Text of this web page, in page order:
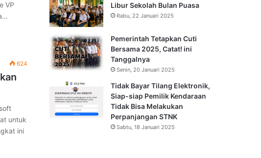
VP
624
untuk
ini
Libur Sekolah Bulan Puasa
Rabu, 22 Januari 2025
Pemerintah Tetapkan Cuti
Bersama 2025, Catat! ini
Tanggalnya
Senin, 20 Januari 2025
Tidak Bayar Tilang Elektronik,
Siap-siap Pemilik Kendaraan
Tidak Bisa Melakukan
Perpanjangan STNK
Sabtu, 18 Januari 2025